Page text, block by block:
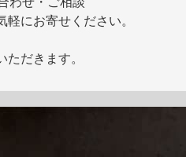
にお寄せください。
だきます。